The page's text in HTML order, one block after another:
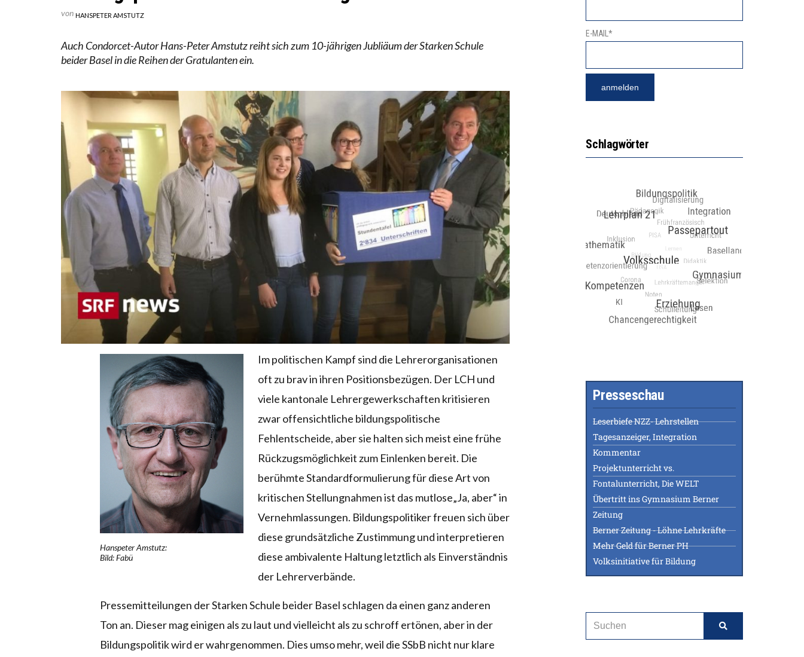
von HANSPETER AMSTUTZ
Auch Condorcet-Autor Hans-Peter Amstutz reiht sich zum 10-jährigen Jubliäum der Starken Schule
beider Basel in die Reihen der Gratulanten ein.
Hanspeter Amstutz:
Bild: Fabü
Im politischen Kampf sind die Lehrerorganisationen
oft zu brav in ihren Positionsbezügen. Der LCH und
viele kantonale Lehrergewerkschaften kritisieren
zwar offensichtliche bildungspolitische
Fehlentscheide, aber sie halten sich meist eine frühe
Rückzugsmöglichkeit zum Einlenken bereit. Die
berühmte Standardformulierung für diese Art von
kritischen Stellungnahmen ist das mutlose„Ja, aber“ in
Vernehmlassungen. Bildungspolitiker freuen sich über
diese grundsätzliche Zustimmung und interpretieren
diese ambivalente Haltung letztlich als Einverständnis
der Lehrerverbände.
Pressemitteilungen der Starken Schule beider Basel schlagen da einen ganz anderen
Ton an. Dieser mag einigen als zu laut und vielleicht als zu schroff ertönen, aber in der
Bildungspolitik wird er wahrgenommen. Dies umso mehr, weil die SSbB nicht nur klare
E-MAIL*
Schlagwörter
Presseschau
Leserbiefe NZZ- Lehrstellen
Tagesanzeiger, Integration
Kommentar
Projektunterricht vs.
Fontalunterricht, Die WELT
Übertritt ins Gymnasium Berner
Zeitung
Berner Zeitung - Löhne Lehrkräfte
Mehr Geld für Berner PH
Volksinitiative für Bildung